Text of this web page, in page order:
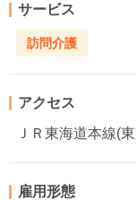
サービス
訪問介護
アクセス
ＪＲ東海道本線(
雇用形態